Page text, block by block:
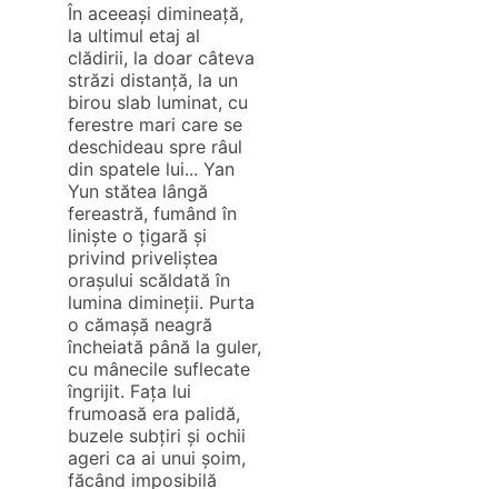
În aceeași dimineață,
la ultimul etaj al
clădirii, la doar câteva
străzi distanță, la un
birou slab luminat, cu
ferestre mari care se
deschideau spre râul
din spatele lui... Yan
Yun stătea lângă
fereastră, fumând în
liniște o țigară și
privind priveliștea
orașului scăldată în
lumina dimineții. Purta
o cămașă neagră
încheiată până la guler,
cu mânecile suflecate
îngrijit. Fața lui
frumoasă era palidă,
buzele subțiri și ochii
ageri ca ai unui șoim,
făcând imposibilă